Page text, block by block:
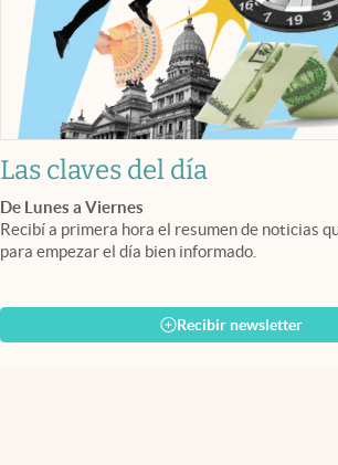
Las claves del día
De Lunes a Viernes
Recibí a primera hora el resumen de noticias
para empezar el día bien informado.
Recibir newsletter